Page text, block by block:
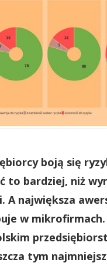
boją się
to bardziej, niż
A największa
w
tym